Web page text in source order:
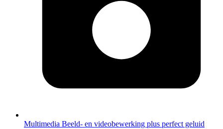
Multimedia Beeld- en videobewerking plus perfect geluid